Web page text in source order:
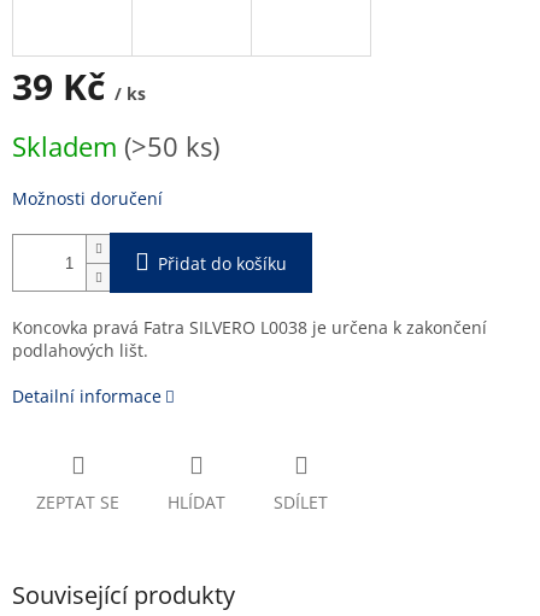
39 Kč / ks
cena:
Skladem (>50 ks)
Možnosti doručení
Přidat do košíku
Koncovka pravá Fatra SILVERO L0038 je určena k zakončení
podlahových lišt.
Detailní informace
ZEPTAT SE HLÍDAT SDÍLET
Související produkty